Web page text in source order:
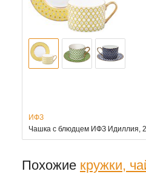
ИФЗ
Чашка с блюдцем ИФЗ Идиллия,
Похожие кружки,